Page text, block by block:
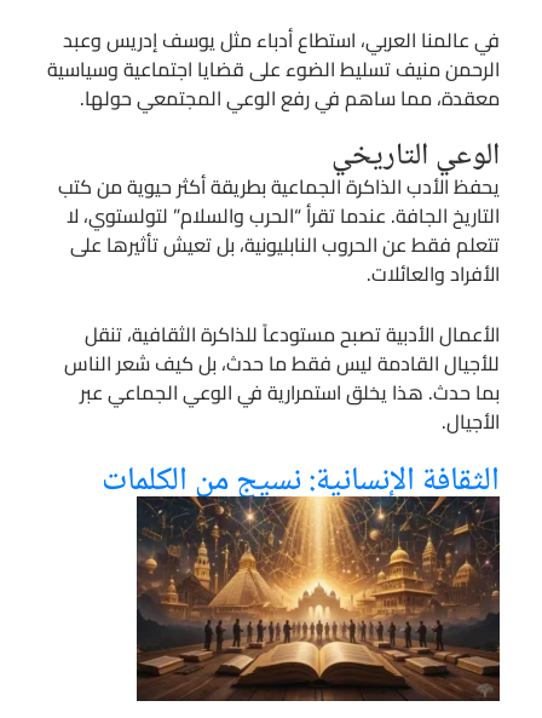
في عالمنا العربي، استطاع أدباء مثل يوسف إدريس وعبد
الرحمن منيف تسليط الضوء على قضايا اجتماعية وسياسية
معقدة، مما ساهم في رفع الوعي المجتمعي حولها.
الوعي التاريخي
يحفظ الأدب الذاكرة الجماعية بطريقة أكثر حيوية من كتب
التاريخ الجافة. عندما تقرأ “الحرب والسلام” لتولستوي، لا
تتعلم فقط عن الحروب النابليونية، بل تعيش تأثيرها على
الأفراد والعائلات.
الأعمال الأدبية تصبح مستودعاً للذاكرة الثقافية، تنقل
للأجيال القادمة ليس فقط ما حدث، بل كيف شعر الناس
بما حدث. هذا يخلق استمرارية في الوعي الجماعي عبر
الأجيال.
الثقافة الإنسانية: نسيج من الكلمات